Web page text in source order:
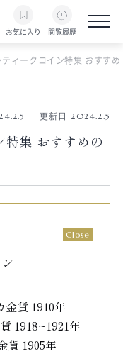
お気に入り 閲覧履歴
ティークコイン特集 おすす
更新日 2024.2.5
集 おすすめの
金貨 1910年
1918~1921年
貨 1905年